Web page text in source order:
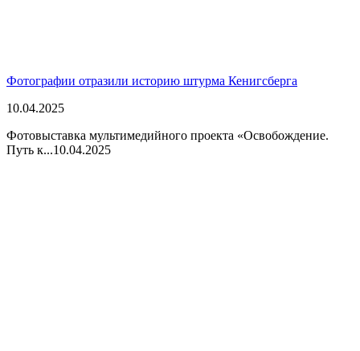
Фотографии отразили историю штурма Кенигсберга
10.04.2025
Фотовыставка мультимедийного проекта «Освобождение.
Путь к...10.04.2025